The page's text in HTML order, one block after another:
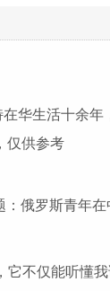
华生活十余
仅供参考
俄罗斯青年在
仅能听懂我